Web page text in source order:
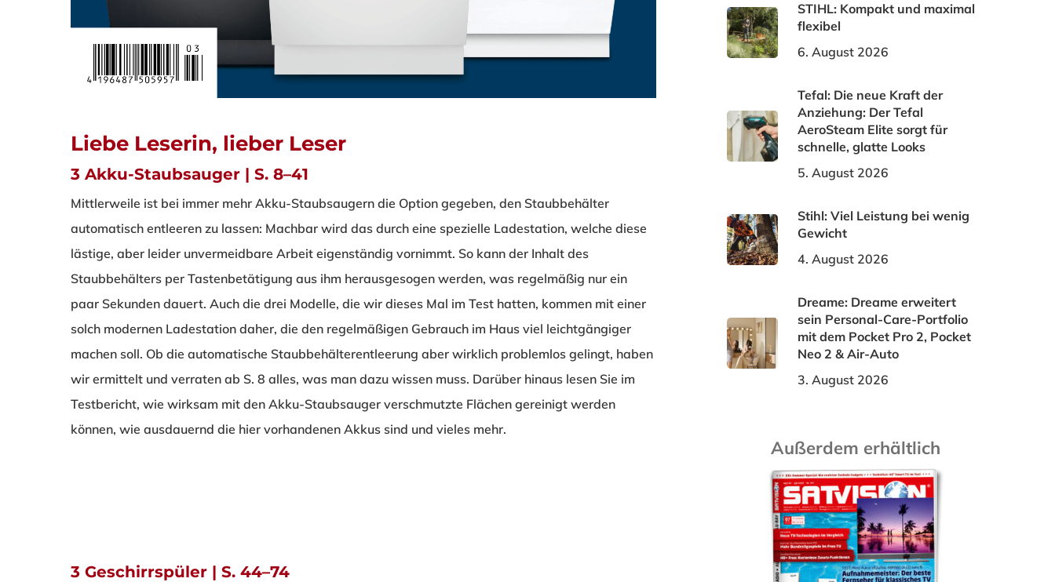
Liebe Leserin, lieber Leser
3 Akku-Staubsauger | S. 8–41
Mittlerweile ist bei immer mehr Akku-Staubsaugern die Option gegeben, den Staubbehälter
automatisch entleeren zu lassen: Machbar wird das durch eine spezielle Ladestation, welche diese
lästige, aber leider unvermeidbare Arbeit eigenständig vornimmt. So kann der Inhalt des
Staubbehälters per Tastenbetätigung aus ihm herausgesogen werden, was regelmäßig nur ein
paar Sekunden dauert. Auch die drei Modelle, die wir dieses Mal im Test hatten, kommen mit einer
solch modernen Ladestation daher, die den regelmäßigen Gebrauch im Haus viel leichtgängiger
machen soll. Ob die automatische Staubbehälterentleerung aber wirklich problemlos gelingt, haben
wir ermittelt und verraten ab S. 8 alles, was man dazu wissen muss. Darüber hinaus lesen Sie im
Testbericht, wie wirksam mit den Akku-Staubsauger verschmutzte Flächen gereinigt werden
können, wie ausdauernd die hier vorhandenen Akkus sind und vieles mehr.
3 Geschirrspüler | S. 44–74
STIHL: Kompakt und maximal
flexibel
6. August 2026
Tefal: Die neue Kraft der
Anziehung: Der Tefal
AeroSteam Elite sorgt für
schnelle, glatte Looks
5. August 2026
Stihl: Viel Leistung bei wenig
Gewicht
4. August 2026
Dreame: Dreame erweitert
sein Personal-Care-Portfolio
mit dem Pocket Pro 2, Pocket
Neo 2 & Air-Auto
3. August 2026
Außerdem erhältlich